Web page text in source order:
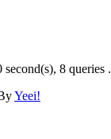
second(s), 8 queries .
Yeei!